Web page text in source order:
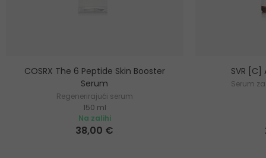
COSRX The 6 Peptide Skin Booster
Serum
Regenerirajući serum
150 ml
Na zalihi
38,00 €
SVR
Serum